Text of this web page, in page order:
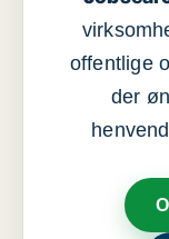
offentlige
der